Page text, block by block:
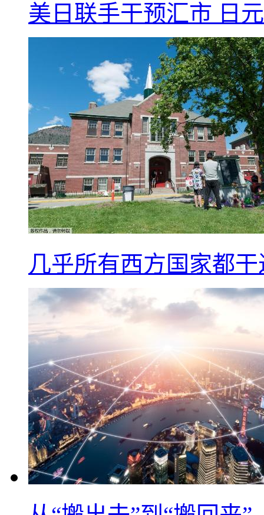
美日联手干预汇市 日
几乎所有西方国家都